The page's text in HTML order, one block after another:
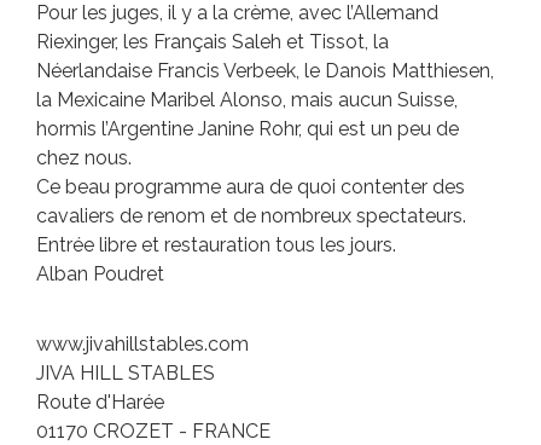
Pour les juges, il y a la crème, avec l’Allemand
Riexinger, les Français Saleh et Tissot, la
Néerlandaise Francis Verbeek, le Danois Matthiesen,
la Mexicaine Maribel Alonso, mais aucun Suisse,
hormis l’Argentine Janine Rohr, qui est un peu de
chez nous.
Ce beau programme aura de quoi contenter des
cavaliers de renom et de nombreux spectateurs.
Entrée libre et restauration tous les jours.
Alban Poudret
www.jivahillstables.com
JIVA HILL STABLES
Route d'Harée
01170 CROZET - FRANCE